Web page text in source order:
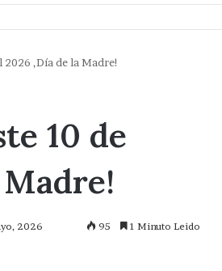
2026 ,Día de la Madre!
10 de
2026 95 1 Minuto Leido